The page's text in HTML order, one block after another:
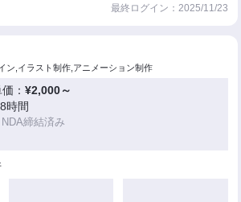
最終ログイン：2025/11/23
ン,イラスト制作,アニメーション制作
価：¥2,000～
時間
NDA締結済み